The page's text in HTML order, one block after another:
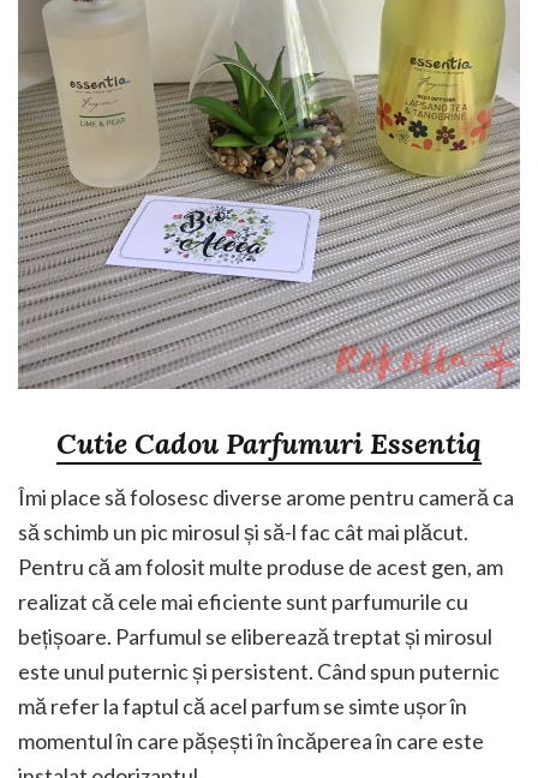
Cutie Cadou Parfumuri Essentiq
Îmi place să folosesc diverse arome pentru cameră ca
să schimb un pic mirosul și să-l fac cât mai plăcut.
Pentru că am folosit multe produse de acest gen, am
realizat că cele mai eficiente sunt parfumurile cu
bețișoare. Parfumul se eliberează treptat și mirosul
este unul puternic și persistent. Când spun puternic
mă refer la faptul că acel parfum se simte ușor în
momentul în care pășești în încăperea în care este